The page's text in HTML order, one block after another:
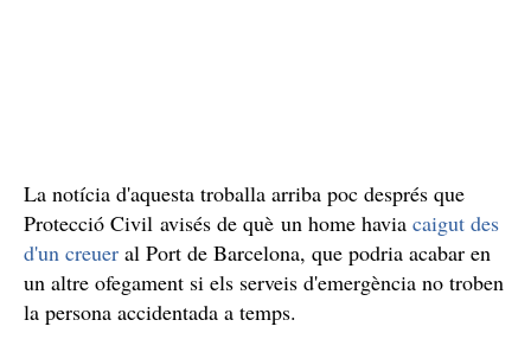
La notícia d'aquesta troballa arriba poc després que
Protecció Civil avisés de què un home havia caigut des
d'un creuer al Port de Barcelona, que podria acabar en
un altre ofegament si els serveis d'emergència no troben
la persona accidentada a temps.